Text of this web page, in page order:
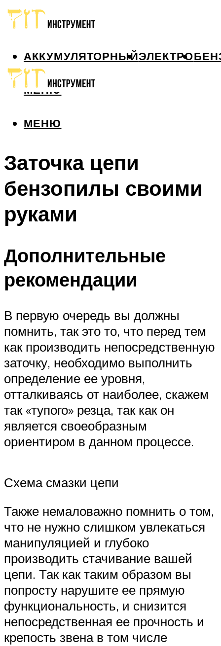
АККУМУЛЯТОРНЫЙЭЛЕКТРО
МЕНЮ
МЕНЮ
Заточка цепи
бензопилы своими
руками
Дополнительные
рекомендации
В первую очередь вы должны
помнить, так это то, что перед тем
как производить непосредственную
заточку, необходимо выполнить
определение ее уровня,
отталкиваясь от наиболее, скажем
так «тупого» резца, так как он
является своеобразным
ориентиром в данном процессе.
Схема смазки цепи
Также немаловажно помнить о том,
что не нужно слишком увлекаться
манипуляцией и глубоко
производить стачивание вашей
цепи. Так как таким образом вы
попросту нарушите ее прямую
функциональность, и снизится
непосредственная ее прочность и
крепость звена в том числе